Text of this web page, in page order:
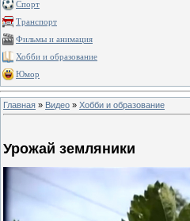
Спорт
Транспорт
Фильмы и анимация
Хобби и образование
Юмор
Главная » Видео » Хобби и образование
Урожай земляники